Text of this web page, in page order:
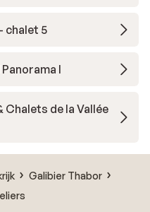
chalet 5
I
Chalets de la Vallée
Galibier Thabor